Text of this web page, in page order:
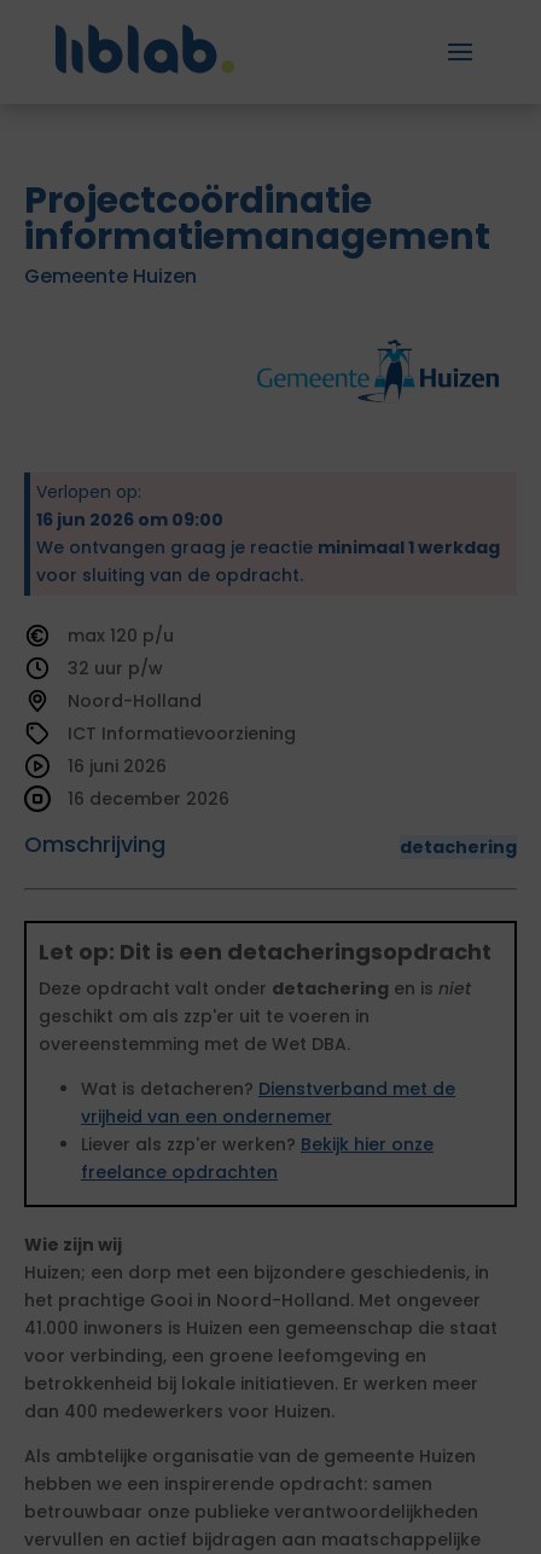
Projectcoördinatie
informatiemanagement
Gemeente Huizen
Verlopen op:
16 jun 2026 om 09:00
We ontvangen graag je reactie minimaal 1 werkdag
voor sluiting van de opdracht.
120
32
Noord-Holland
ICT Informatievoorziening
Omschrijving detachering
16 juni 2026
16 december 2026
Let op: Dit is een detacheringsopdracht
Deze opdracht valt onder detachering en is niet
geschikt om als zzp'er uit te voeren in
overeenstemming met de Wet DBA.
Wat is detacheren? Dienstverband met de
vrijheid van een ondernemer
Liever als zzp'er werken? Bekijk hier onze
freelance opdrachten
Wie zijn wij
Huizen; een dorp met een bijzondere geschiedenis, in
het prachtige Gooi in Noord-Holland. Met ongeveer
41.000 inwoners is Huizen een gemeenschap die staat
voor verbinding, een groene leefomgeving en
betrokkenheid bij lokale initiatieven. Er werken meer
dan 400 medewerkers voor Huizen.
Als ambtelijke organisatie van de gemeente Huizen
hebben we een inspirerende opdracht: samen
betrouwbaar onze publieke verantwoordelijkheden
vervullen en actief bijdragen aan maatschappelijke